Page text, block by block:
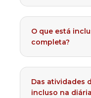
O que está
completa?
Das atividades
incluso na